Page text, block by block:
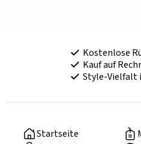
Kostenlose
Kauf auf
Style-Vielfalt
Startseite